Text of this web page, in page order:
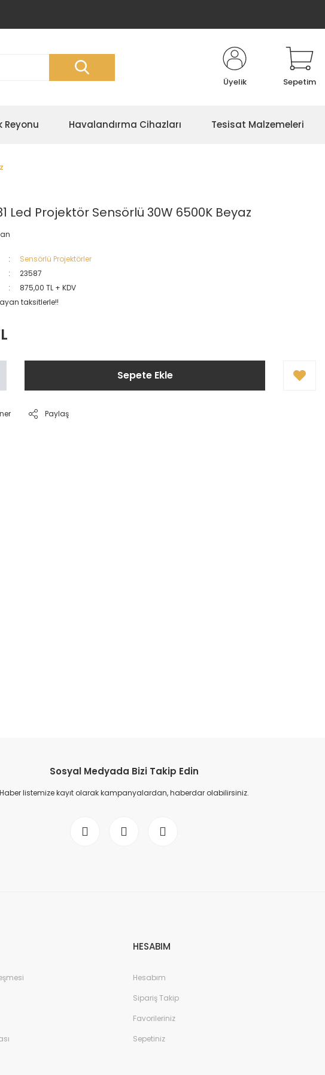
Üyelik Sepetim
Reyonu Havalandırma Cihazları Tesisat Malzemeleri
Led Projektör Sensörlü 30W 6500K Beyaz
Sensörlü Projektörler
23587
875,00 TL + KDV
taksitlerle!!
Sepete Ekle
Paylaş
Sosyal Medyada Bizi Takip Edin
Haber listemize kayıt olarak kampanyalardan, haberdar olabilirsiniz.
HESABIM
Hesabım
Sipariş Takip
Favorileriniz
Sepetiniz